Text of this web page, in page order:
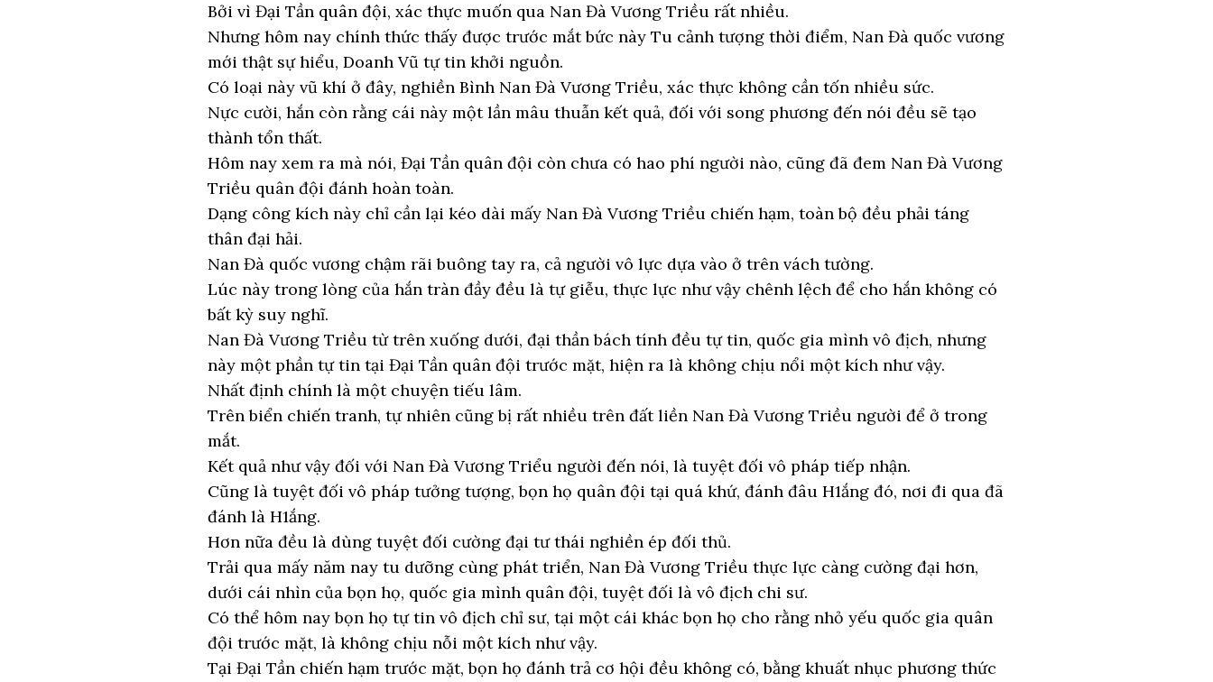
Bởi vì Đại Tần quân đội, xác thực muốn qua Nan Đà Vương Triều rất nhiều.
Nhưng hôm nay chính thức thấy được trước mắt bức này Tu cảnh tượng thời điểm, Nan Đà quốc vương
mới thật sự hiểu, Doanh Vũ tự tin khởi nguồn.
Có loại này vũ khí ở đây, nghiền Bình Nan Đà Vương Triều, xác thực không cần tốn nhiều sức.
Nực cười, hắn còn rằng cái này một lần mâu thuẫn kết quả, đối với song phương đến nói đều sẽ tạo
thành tổn thất.
Hôm nay xem ra mà nói, Đại Tần quân đội còn chưa có hao phí người nào, cũng đã đem Nan Đà Vương
Triều quân đội đánh hoàn toàn.
Dạng công kích này chỉ cần lại kéo dài mấy Nan Đà Vương Triều chiến hạm, toàn bộ đều phải táng
thân đại hải.
Nan Đà quốc vương chậm rãi buông tay ra, cả người vô lực dựa vào ở trên vách tường.
Lúc này trong lòng của hắn tràn đầy đều là tự giễu, thực lực như vậy chênh lệch để cho hắn không có
bất kỳ suy nghĩ.
Nan Đà Vương Triều từ trên xuống dưới, đại thần bách tính đều tự tin, quốc gia mình vô địch, nhưng
này một phần tự tin tại Đại Tần quân đội trước mặt, hiện ra là không chịu nổi một kích như vậy.
Nhất định chính là một chuyện tiếu lâm.
Trên biển chiến tranh, tự nhiên cũng bị rất nhiều trên đất liền Nan Đà Vương Triều người để ở trong
mắt.
Kết quả như vậy đối với Nan Đà Vương Triểu người đến nói, là tuyệt đối vô pháp tiếp nhận.
Cũng là tuyệt đối vô pháp tưởng tượng, bọn họ quân đội tại quá khứ, đánh đâu H1ắng đó, nơi đi qua đã
đánh là H1ắng.
Hơn nữa đều là dùng tuyệt đối cường đại tư thái nghiền ép đối thủ.
Trải qua mấy năm nay tu dưỡng cùng phát triển, Nan Đà Vương Triều thực lực càng cường đại hơn,
dưới cái nhìn của bọn họ, quốc gia mình quân đội, tuyệt đối là vô địch chi sư.
Có thể hôm nay bọn họ tự tin vô địch chỉ sư, tại một cái khác bọn họ cho rằng nhỏ yếu quốc gia quân
đội trước mặt, là không chịu nỗi một kích như vậy.
Tại Đại Tần chiến hạm trước mặt, bọn họ đánh trả cơ hội đều không có, bằng khuất nhục phương thức